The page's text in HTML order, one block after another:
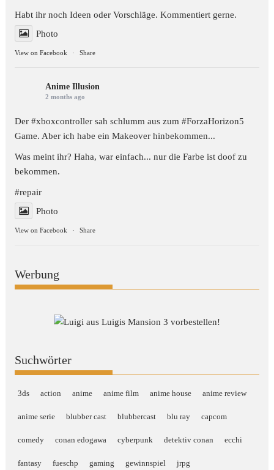
Habt ihr noch Ideen oder Vorschläge. Kommentiert gerne.
Photo
View on Facebook · Share
Anime Illusion
2 months ago
Der #xboxcontroller sah schlumm aus zum#ForzaHorizon5
Game. Aber ich habe ein Makeover hinbekommen...
Was meint ihr? Haha, war einfach... nur die Farbe ist doof zu
bekommen.
#repair
Photo
View on Facebook · Share
Werbung
Suchwörter
3ds action anime anime film anime house anime review
anime serie blubber cast blubbercast blu ray capcom
comedy conan edogawa cyberpunk detektiv conan ecchi
fantasy fueschp gaming gewinnspiel jrpg